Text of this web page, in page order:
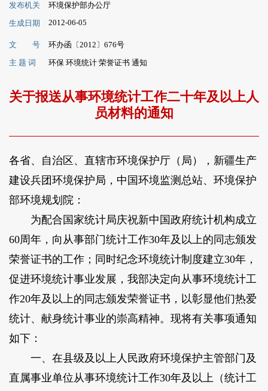
发布机关
环境保护部办公厅
生成日期
2012-06-05
文 号
环办函〔2012〕676号
主 题 词
环保 环境统计 荣誉证书 通知
关于报送从事环境统计工作二十年及以上人
员材料的通知
各省、自治区、直辖市环境保护厅（局），新疆生产
建设兵团环境保护局，中国环境监测总站、环境保护
部环境规划院：
为配合国家统计局庆祝新中国政府统计机构成立
60周年，向从事部门统计工作30年及以上的同志颁发
荣誉证书的工作；同时纪念环境统计制度建立30年，
促进环境统计事业发展，我部决定向从事环境统计工
作20年及以上的同志颁发荣誉证书，以彰显他们热爱
统计、献身统计事业的崇高精神。现将有关事项通知
如下：
一、在县级及以上人民政府环境保护主管部门及
直属事业单位从事环境统计工作30年及以上（统计工